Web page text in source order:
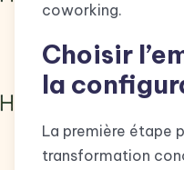
coworking.
Choisir
la
La première étape
transformation